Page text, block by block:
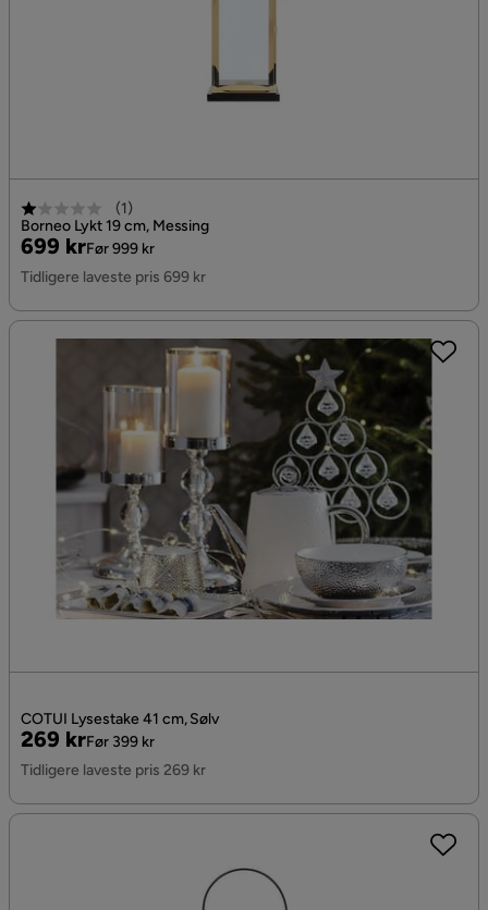
(1)
Borneo Lykt 19 cm, Messing
Pris
699 kr
Original
Pris
Før 999 kr
Tidligere laveste pris 699 kr
COTUI Lysestake 41 cm, Sølv
Pris
269 kr
Original
Pris
Før 399 kr
Tidligere laveste pris 269 kr